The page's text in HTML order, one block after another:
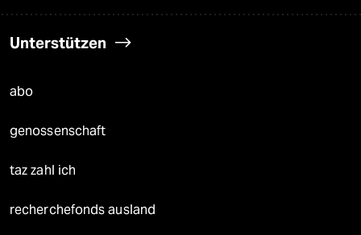
Unterstützen
abo
genossenschaft
taz zahl ich
recherchefonds ausland